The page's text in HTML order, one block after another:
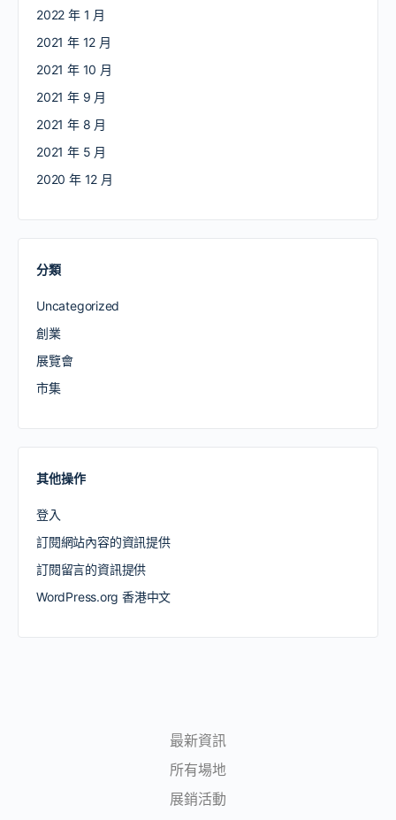
2022 年 1 月
2021 年 12 月
2021 年 10 月
2021 年 9 月
2021 年 8 月
2021 年 5 月
2020 年 12 月
分類
Uncategorized
創業
展覽會
市集
其他操作
登入
訂閱網站內容的資訊提供
訂閱留言的資訊提供
WordPress.org 香港中文
最新資訊
所有場地
展銷活動